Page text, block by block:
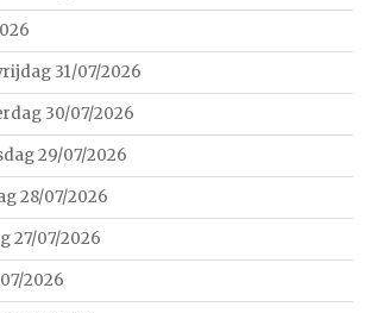
31/07/2026
30/07/2026
29/07/2026
28/07/2026
27/07/2026
2026